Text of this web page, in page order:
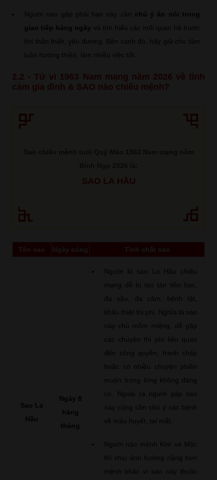
Người nào gặp phải hạn này cần chú ý ăn nói trong
giao tiếp hàng ngày và tìm hiểu các mối quan hệ trước
khi thân thiết, yêu đương. Bên cạnh đó, hãy giữ cho tâm
luôn hướng thiện, làm nhiều việc tốt.
2.2 - Tử vi 1963 Nam mạng năm 2026 về tình
cảm gia đình & SAO nào chiếu mệnh?
SAO LA HẦU
Tên sao Ngày cúng Tính chất sao
Sao La
Hầu
Ngày 8
hàng
tháng
Người bị sao La Hầu chiếu
mạng dễ bị tao tán tiền bạc,
đa sầu, đa cảm, bệnh tật,
khẩu thiệt thị phi. Nghĩa là sao
này chủ mồm miệng, dễ gặp
các chuyện thị phi liên quan
đến công quyền, tranh chấp
hoặc có nhiều chuyện phiền
muộn trong lòng không đáng
có. Ngoài ra người gặp sao
này cũng cần chú ý các bệnh
về máu huyết, tai mắt.
Người nào mệnh Kim và Mộc
thì chịu ảnh hưởng nặng hơn
mệnh khác vì sao này thuộc